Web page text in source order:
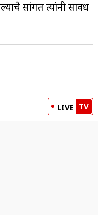
सांगत त्यांनी सावध
LIVE TV